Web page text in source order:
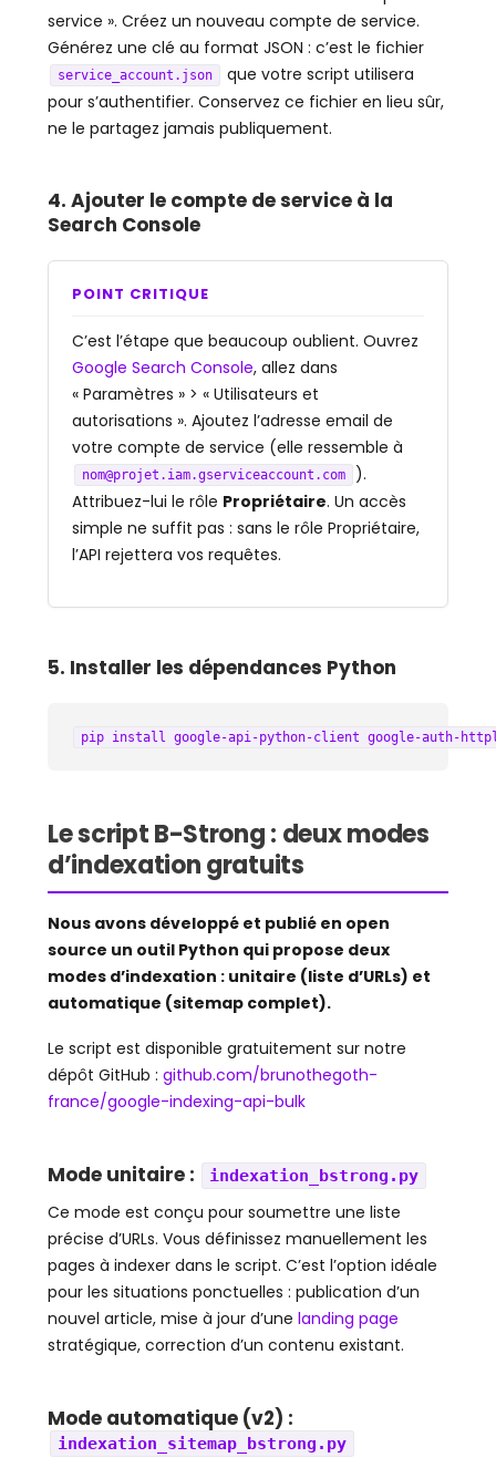
service ». Créez un nouveau compte de service.
Générez une clé au format JSON : c’est le fichier
service_account.json
que votre script utilisera
pour s’authentifier. Conservez ce fichier en lieu sûr,
ne le partagez jamais publiquement.
4. Ajouter le compte de service à la
Search Console
POINT CRITIQUE
C’est l’étape que beaucoup oublient. Ouvrez
Google Search Console, allez dans
« Paramètres » > « Utilisateurs et
autorisations ». Ajoutez l’adresse email de
votre compte de service (elle ressemble à
nom@projet.iam.gserviceaccount.com
).
Attribuez-lui le rôle Propriétaire. Un accès
simple ne suffit pas : sans le rôle Propriétaire,
l’API rejettera vos requêtes.
5. Installer les dépendances Python
pip install google-api-python-client google-auth-
Le script B-Strong : deux modes
d’indexation gratuits
Nous avons développé et publié en open
source un outil Python qui propose deux
modes d’indexation : unitaire (liste d’URLs) et
automatique (sitemap complet).
Le script est disponible gratuitement sur notre
dépôt GitHub : github.com/brunothegoth-
france/google-indexing-api-bulk
Mode unitaire : indexation_bstrong.py
Ce mode est conçu pour soumettre une liste
précise d’URLs. Vous définissez manuellement les
pages à indexer dans le script. C’est l’option idéale
pour les situations ponctuelles : publication d’un
nouvel article, mise à jour d’une landing page
stratégique, correction d’un contenu existant.
Mode automatique (v2) :
indexation_sitemap_bstrong.py